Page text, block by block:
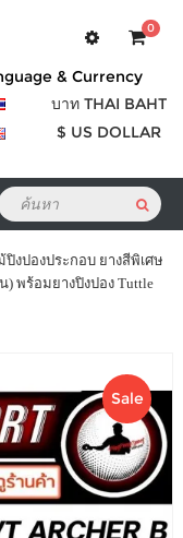
0
& Currency
บาท THAI BAHT
$ US DOLLAR
ปิงปองประกอบ ยางสีพิเศษ
) พร้อมยางปิงปอง Tuttle
Sale